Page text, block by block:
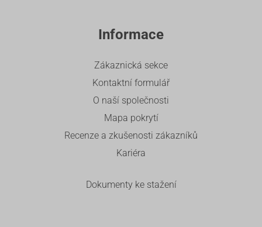
Informace
Zákaznická sekce
Kontaktní formulář
O naší společnosti
Mapa pokrytí
Recenze a zkušenosti zákazníků
Kariéra
Dokumenty ke stažení